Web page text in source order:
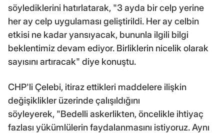
söylediklerini hatırlatarak, "3 ayda bir celp yerine
her ay celp uygulaması geliştirildi. Her ay celbin
etkisi ne kadar yansıyacak, bununla ilgili bilgi
beklentimiz devam ediyor. Birliklerin nicelik olarak
sayısını artıracak" diye konuştu.
CHP'li Çelebi, itiraz ettikleri maddelere ilişkin
değişiklikler üzerinde çalışıldığını
söyleyerek, "Bedelli askerlikten, öncelikle ihtiyaç
fazlası yükümlülerin faydalanmasını istiyoruz. Aynı